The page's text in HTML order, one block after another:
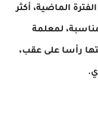
الماضية، أكثر
لمعلمة
رأسا على عقب،